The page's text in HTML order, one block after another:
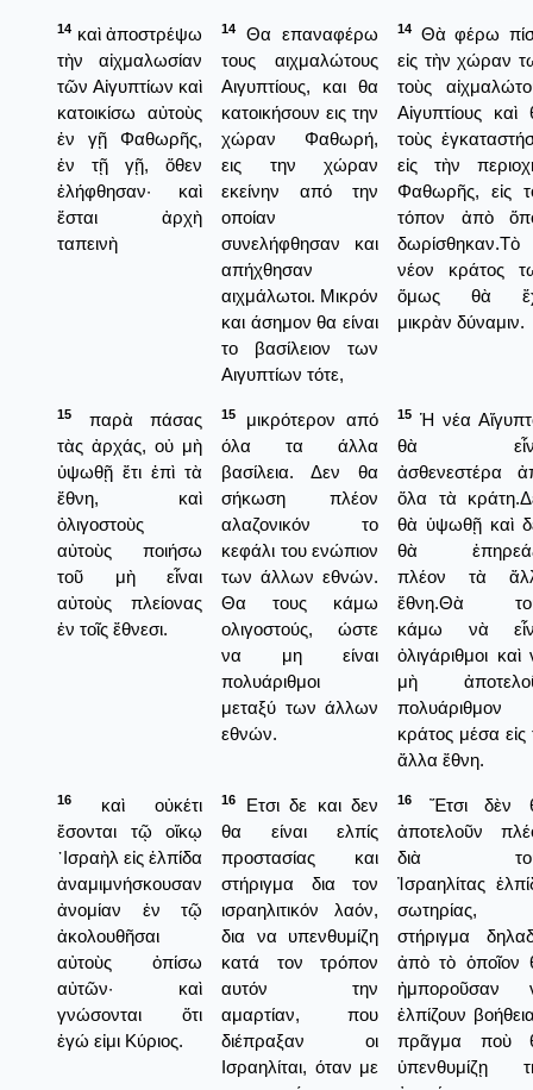
14 καὶ ἀποστρέψω
τὴν αἰχμαλωσίαν
τῶν Αἰγυπτίων καὶ
κατοικίσω αὐτοὺς
ἐν γῇ Φαθωρῆς,
ἐν τῇ γῇ, ὅθεν
ἐλήφθησαν· καὶ
ἔσται ἀρχὴ
ταπεινὴ
14
Θα επαναφέρω
τους αιχμαλώτους
Αιγυπτίους, και θα
κατοικήσουν εις την
χώραν Φαθωρή,
εις την χώραν
εκείνην από την
οποίαν
συνελήφθησαν και
απήχθησαν
αιχμάλωτοι. Μικρόν
και άσημον θα είναι
το βασίλειον των
Αιγυπτίων τότε,
14
Θὰ φέρω
εἰς τὴν χώραν
τοὺς
Αἰγυπτίους καὶ
τοὺς
εἰς τὴν
Φαθωρῆς, εἰς
τόπον ἀπὸ
δωρίσθηκαν.Τὸ
νέον κράτος
ὅμως θὰ
μικρὰν δύναμιν.
15
παρὰ πάσας
τὰς ἀρχάς, οὐ μὴ
ὑψωθῇ ἔτι ἐπὶ τὰ
ἔθνη, καὶ
ὀλιγοστοὺς
αὐτοὺς ποιήσω
τοῦ μὴ εἶναι
αὐτοὺς πλείονας
ἐν τοῖς ἔθνεσι.
15
μικρότερον από
όλα τα άλλα
βασίλεια. Δεν θα
σήκωση πλέον
αλαζονικόν το
κεφάλι του ενώπιον
των άλλων εθνών.
Θα τους κάμω
ολιγοστούς, ώστε
να μη είναι
πολυάριθμοι
μεταξύ των άλλων
εθνών.
15 Ἡ νέα
θὰ
ἀσθενεστέρα
ὅλα τὰ
θὰ ὑψωθῇ καὶ
θὰ
πλέον τὰ
ἔθνη.Θὰ
κάμω νὰ
ὀλιγάριθμοι καὶ
μὴ
πολυάριθμον
κράτος μέσα εἰς
ἄλλα ἔθνη.
16
καὶ οὐκέτι
ἔσονται τῷ οἴκῳ
᾿Ισραὴλ εἰς ἐλπίδα
ἀναμιμνήσκουσαν
ἀνομίαν ἐν τῷ
ἀκολουθῆσαι
αὐτοὺς ὀπίσω
αὐτῶν· καὶ
γνώσονται ὅτι
ἐγώ εἰμι Κύριος.
16
Ετσι δε και δεν
θα είναι ελπίς
προστασίας και
στήριγμα δια τον
ισραηλιτικόν λαόν,
δια να υπενθυμίζη
κατά τον τρόπον
αυτόν την
αμαρτίαν, που
διέπραξαν οι
Ισραηλίται, όταν με
16
Ἔτσι δὲν
ἀποτελοῦν
διὰ
Ἰσραηλίτας
σωτηρίας,
στήριγμα
ἀπὸ τὸ ὁποῖον
ἠμποροῦσαν
ἐλπίζουν
πρᾶγμα ποὺ
ὑπενθυμίζῃ